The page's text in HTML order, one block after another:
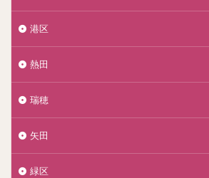
港区
熱田
瑞穂
矢田
緑区